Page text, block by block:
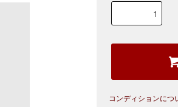
コンディションにつ